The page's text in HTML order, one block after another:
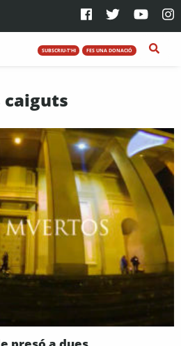
SUBSCRIU-T'HI FES UNA DONACIÓ